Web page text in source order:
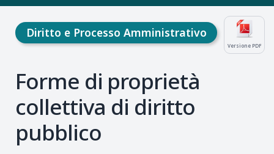
Versione PDF
Diritto e Processo Amministrativo
Forme di proprietà
collettiva di diritto
pubblico